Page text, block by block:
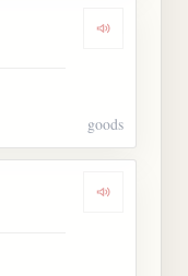
Dengarkan
goods
Dengarkan